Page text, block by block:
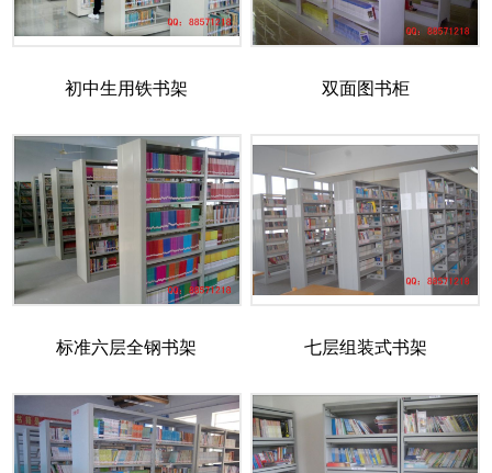
初中生用铁书架 双面图书柜
标准六层全钢书架 七层组装式书架